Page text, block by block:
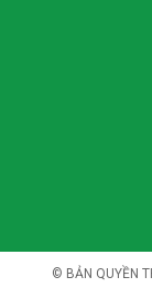
© BẢN QUYỀN